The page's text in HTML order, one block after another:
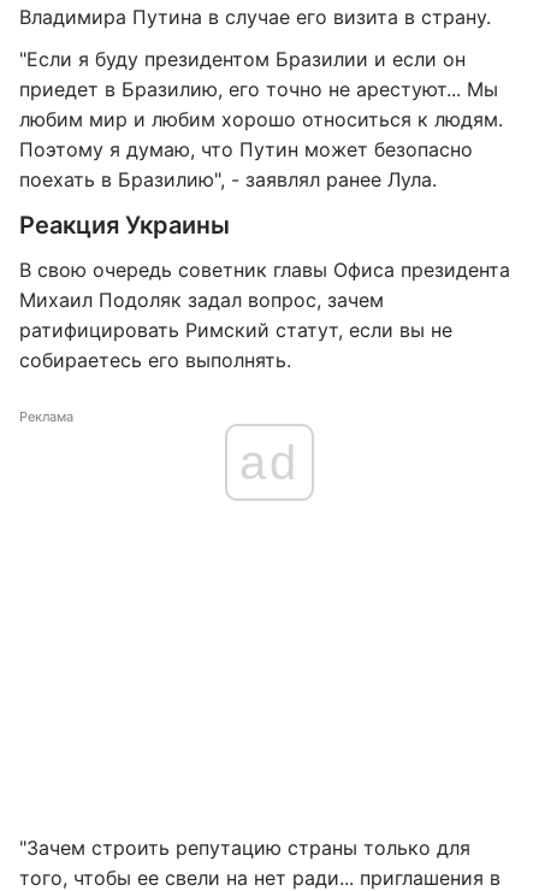
Владимира Путина в случае его визита в страну.
"Если я буду президентом Бразилии и если он
приедет в Бразилию, его точно не арестуют... Мы
любим мир и любим хорошо относиться к людям.
Поэтому я думаю, что Путин может безопасно
поехать в Бразилию", - заявлял ранее Лула.
Реакция Украины
В свою очередь советник главы Офиса президента
Михаил Подоляк задал вопрос, зачем
ратифицировать Римский статут, если вы не
собираетесь его выполнять.
Реклама
ad
"Зачем строить репутацию страны только для
того, чтобы ее свели на нет ради... приглашения в